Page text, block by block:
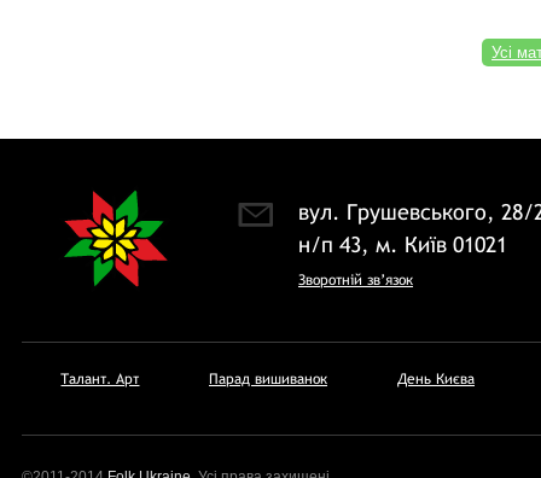
Усі
вул. Грушевського, 28/
н/п 43, м. Київ 01021
Зворотній зв’язок
Талант. Арт Парад вишиванок День Києва